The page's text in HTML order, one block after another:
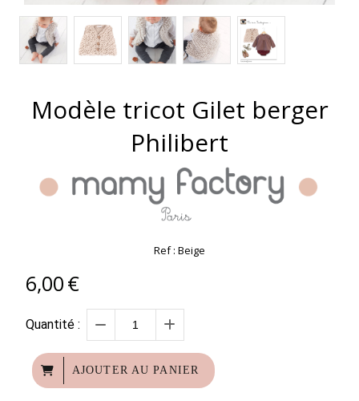
Modèle tricot Gilet berger
Philibert
Ref : Beige
6,00€
Quantité :
AJOUTER AU PANIER